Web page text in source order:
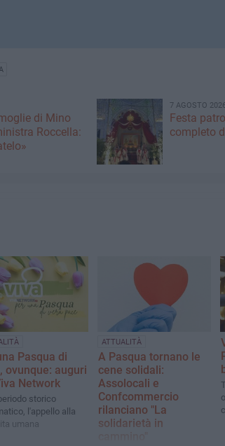
di Mino
Roccella:
7 AGOSTO 2026
Festa
completo
Pasqua di
ovunque: auguri
Network
storico
l'appello alla
umana
ATTUALITÀ
A Pasqua tornano le
cene solidali:
Assolocali e
Confcommercio
rilanciano "La
solidarietà in